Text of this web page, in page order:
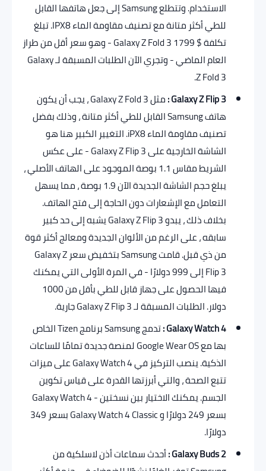
الاستخدام. وتتطلع Samsung إلى جعل هاتفها القابل
للطي أكثر متانة مع تصنيف مقاومة الماء IPX8. تبلغ
تكلفة $ Galaxy Z Fold 3 1799 - وهو سعر أقل من طراز
العام الماضي - وتجري الآن الطلبات المسبقة لـ Galaxy
Z Fold 3.
Galaxy Z Flip 3 :
مثل Galaxy Z Fold 3 ، يجب أن يكون
هاتف Samsung القابل للطي أكثر متانة ، وذلك بفضل
تصنيف مقاومة الماء iPX8. التغيير الكبير هنا هو
الشاشة الخارجية على Galaxy Z Flip 3 - على عكس
الشريط مقاس 1.1 بوصة الموجود على الهاتف الأصلي ،
يبلغ حجم الشاشة الجديدة الآن 1.9 بوصة ، مما يسهل
التعامل مع الإشعارات دون الحاجة إلى فتح الهاتف.
بخلاف ذلك ، يبدو Galaxy Z Flip 3 يشبه إلى حد كبير
سابقه ، على الرغم من الألوان الجديدة ومعالج أكثر قوة
من ذي قبل. قامت Samsung بتخفيض سعر Galaxy Z
Flip 3 إلى 999 دولارًا - في المرة الأولى التي يمكنك
فيها الحصول على جهاز قابل للطي بأقل من 1000
دولار. الطلبات المسبقة لـ Galaxy Z Flip 3 جارية.
Galaxy Watch 4 :
تدمج Samsung برنامج Tizen الخاص
بها مع Google Wear OS لمنصة جديدة تمامًا للساعات
الذكية. ينصب التركيز في Galaxy Watch 4 على ميزات
تتبع الصحة ، والتي أبرزتها القدرة على قياس تكوين
الجسم. يمكنك الاختيار بين نسختين - Galaxy Watch 4
بسعر 249 دولارًا و Galaxy Watch 4 Classic بسعر 349
دولارًا.
Galaxy Buds 2 : أحدث سماعات أذن لاسلكية من